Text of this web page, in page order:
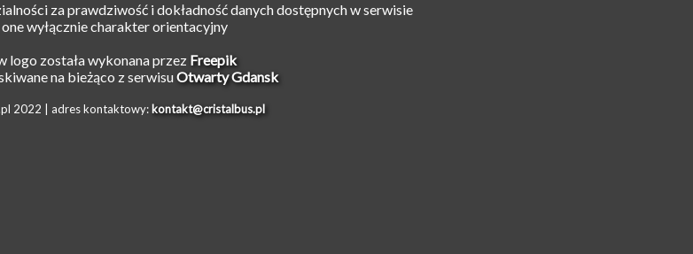
za prawdziwość i dokładność danych dostępnych w serwisie
wyłącznie charakter orientacyjny
logo została wykonana przez Freepik
na bieżąco z serwisuOtwarty Gdansk
2022 | adres kontaktowy: kontakt@cristalbus.pl